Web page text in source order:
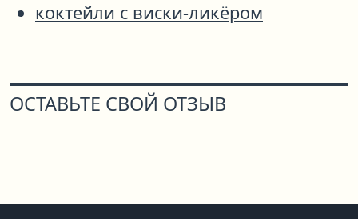
коктейли с виски-ликёром
ОСТАВЬТЕ СВОЙ ОТЗЫВ